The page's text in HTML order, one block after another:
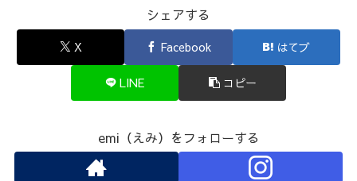
シェアする
X Facebook はてブ
LINE コピー
emi（えみ）をフォローする